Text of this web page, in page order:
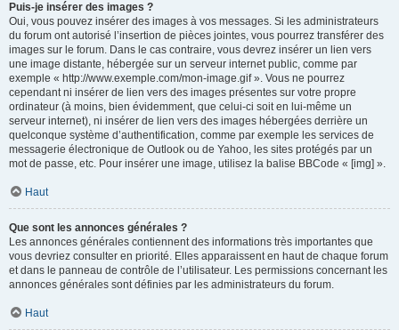
Puis-je insérer des images ?
Oui, vous pouvez insérer des images à vos messages. Si les administrateurs
du forum ont autorisé l’insertion de pièces jointes, vous pourrez transférer des
images sur le forum. Dans le cas contraire, vous devrez insérer un lien vers
une image distante, hébergée sur un serveur internet public, comme par
exemple « http://www.exemple.com/mon-image.gif ». Vous ne pourrez
cependant ni insérer de lien vers des images présentes sur votre propre
ordinateur (à moins, bien évidemment, que celui-ci soit en lui-même un
serveur internet), ni insérer de lien vers des images hébergées derrière un
quelconque système d’authentification, comme par exemple les services de
messagerie électronique de Outlook ou de Yahoo, les sites protégés par un
mot de passe, etc. Pour insérer une image, utilisez la balise BBCode « [img] ».
Haut
Que sont les annonces générales ?
Les annonces générales contiennent des informations très importantes que
vous devriez consulter en priorité. Elles apparaissent en haut de chaque forum
et dans le panneau de contrôle de l’utilisateur. Les permissions concernant les
annonces générales sont définies par les administrateurs du forum.
Haut